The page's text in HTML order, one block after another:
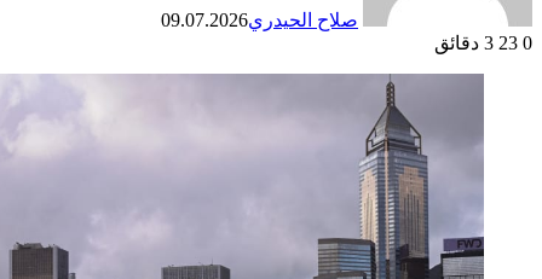
صلاح الحيدري09.07.2026
0
3 دقائق